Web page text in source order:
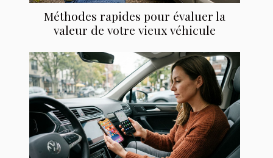
Méthodes rapides pour évaluer la
valeur de votre vieux véhicule